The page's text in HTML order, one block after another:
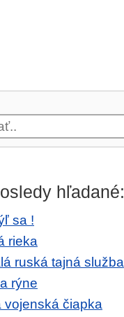
hľadané:
sa !
rieka
ruská tajná služba
rýne
vojenská čiapka